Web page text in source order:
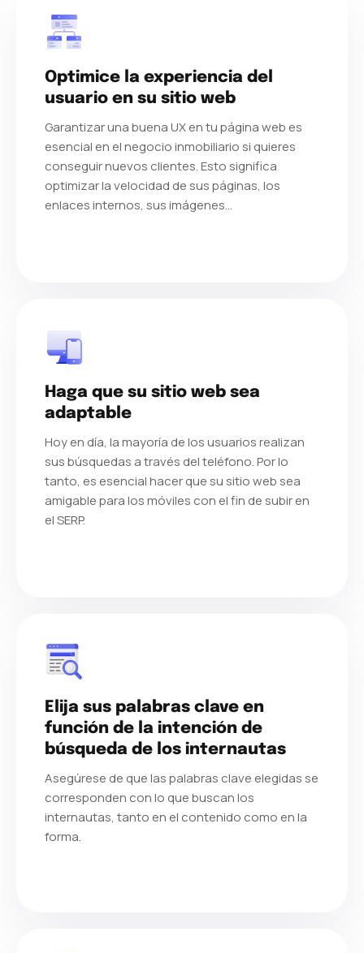
punto de contacto para el seguimiento de su
proyecto.
Optimice la experiencia del
usuario en su sitio web
Garantizar una buena UX en tu página web es
esencial en el negocio inmobiliario si quieres
conseguir nuevos clientes. Esto significa
optimizar la velocidad de sus páginas, los
enlaces internos, sus imágenes…
Haga que su sitio web sea
adaptable
Hoy en día, la mayoría de los usuarios realizan
sus búsquedas a través del teléfono. Por lo
tanto, es esencial hacer que su sitio web sea
amigable para los móviles con el fin de subir en
el SERP.
Elija sus palabras clave en
función de la intención de
búsqueda de los internautas
Asegúrese de que las palabras clave elegidas se
corresponden con lo que buscan los
internautas, tanto en el contenido como en la
forma.